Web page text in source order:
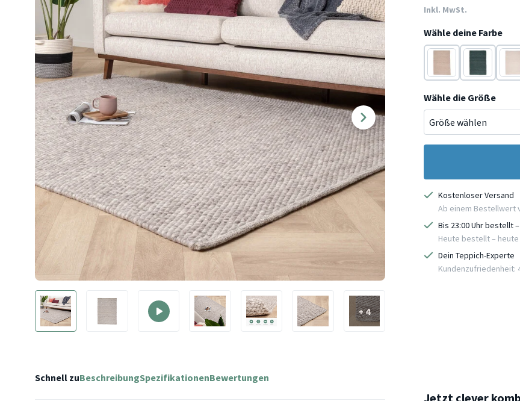
+ 4
Inkl. MwSt.
Wähle deine Farbe
Beige Blau
Wähle die Größe
Kostenloser Versand
Ab einem Bestellwert
Bis 23:00 Uhr bestellt
Heute bestellt –
Dein Teppich-Experte
Kundenzufriedenheit:
Schnell zuBeschreibungSpezifikationenBewertungen
Jetzt clever